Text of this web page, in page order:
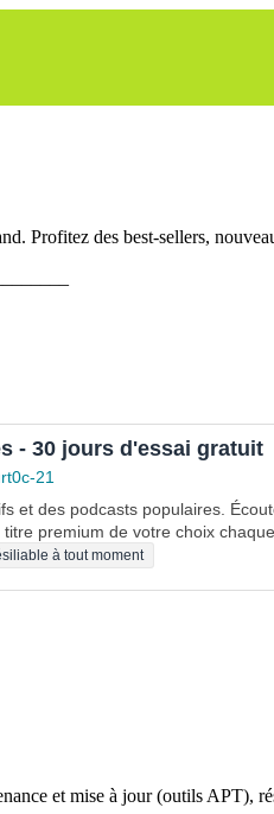
Profitez des best-sellers,
- 30 jours d'essai gratuit
21
et des podcasts populaires.
premium de votre choix
à tout moment
et mise à jour (outils APT),